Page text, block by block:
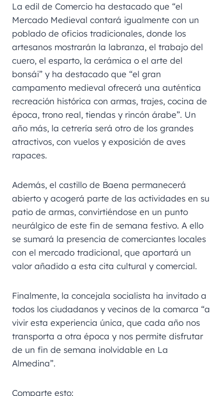
La edil de Comercio ha destacado que “el
Mercado Medieval contará igualmente con un
poblado de oficios tradicionales, donde los
artesanos mostrarán la labranza, el trabajo del
cuero, el esparto, la cerámica o el arte del
bonsái” y ha destacado que “el gran
campamento medieval ofrecerá una auténtica
recreación histórica con armas, trajes, cocina de
época, trono real, tiendas y rincón árabe”. Un
año más, la cetrería será otro de los grandes
atractivos, con vuelos y exposición de aves
rapaces.
Además, el castillo de Baena permanecerá
abierto y acogerá parte de las actividades en su
patio de armas, convirtiéndose en un punto
neurálgico de este fin de semana festivo. A ello
se sumará la presencia de comerciantes locales
con el mercado tradicional, que aportará un
valor añadido a esta cita cultural y comercial.
Finalmente, la concejala socialista ha invitado a
todos los ciudadanos y vecinos de la comarca “a
vivir esta experiencia única, que cada año nos
transporta a otra época y nos permite disfrutar
de un fin de semana inolvidable en La
Almedina”.
Comparte esto: